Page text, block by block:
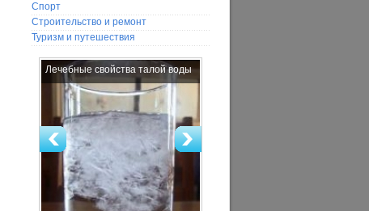
Спорт
Строительство и ремонт
Туризм и путешествия
Лечебные свойства талой воды